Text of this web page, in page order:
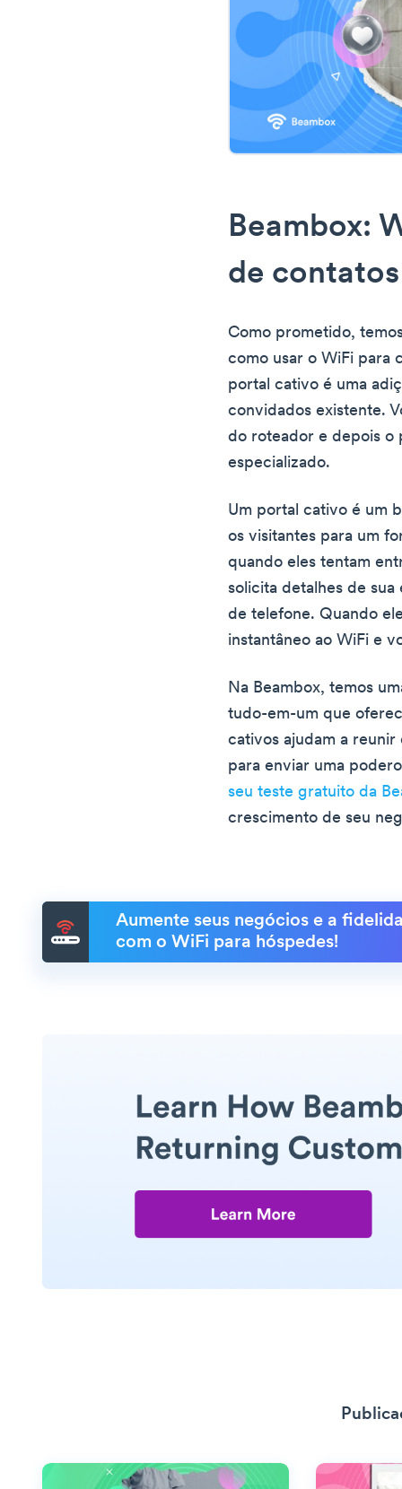
Beambox:
de contatos
Como prometido,
como usar o WiFi para
portal cativo é uma
convidados existente.
do roteador e depois o
especializado.
Um portal cativo é um
os visitantes para um
quando eles tentam
solicita detalhes de sua
de telefone. Quando
instantâneo ao WiFi e
Na Beambox, temos
tudo-em-um que
cativos ajudam a
para enviar uma
seu teste gratuito da
crescimento de seu
Aumente seus negócios e a
com o WiFi para hóspedes!